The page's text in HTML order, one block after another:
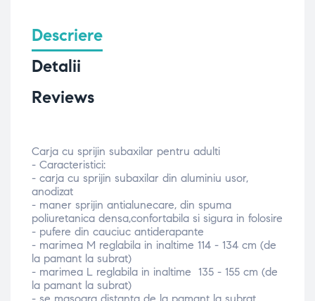
Descriere
Detalii
Reviews
Carja cu sprijin subaxilar pentru adulti
- Caracteristici:
- carja cu sprijin subaxilar din aluminiu usor,
anodizat
- maner sprijin antialunecare, din spuma
poliuretanica densa,confortabila si sigura in folosire
- pufere din cauciuc antiderapante
- marimea M reglabila in inaltime 114 - 134 cm (de
la pamant la subrat)
- marimea L reglabila in inaltime 135 - 155 cm (de
la pamant la subrat)